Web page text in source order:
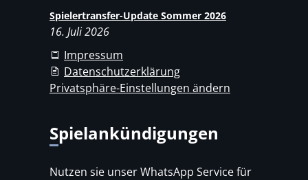
Spielertransfer-Update Sommer 2026
16. Juli 2026
Impressum
Datenschutzerklärung
Privatsphäre-Einstellungen ändern
Spielankündigungen
Nutzen sie unser WhatsApp Service für